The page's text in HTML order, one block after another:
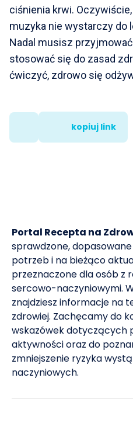
ciśnienia krwi.
muzyka nie wystarczy do
Nadal musisz
stosować się do zasad
ćwiczyć, zdrowo się
kopiuj link
Portal Recepta na
sprawdzone,
potrzeb i na bieżąco
przeznaczone dla osób z
sercowo-naczyniowymi.
znajdziesz informacje na
zdrowiej. Zachęcamy do
wskazówek dotyczących
aktywności oraz do
zmniejszenie ryzyka
naczyniowych.